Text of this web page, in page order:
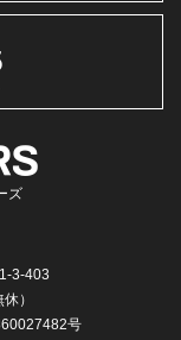
ズ
3-403
）
号